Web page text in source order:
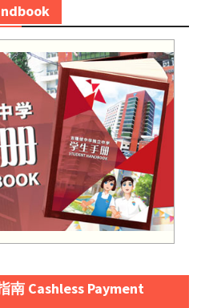
南 Cashless Payment